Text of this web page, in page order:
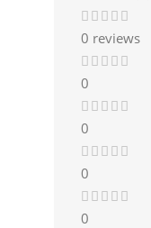
0 reviews
0
0
0
0